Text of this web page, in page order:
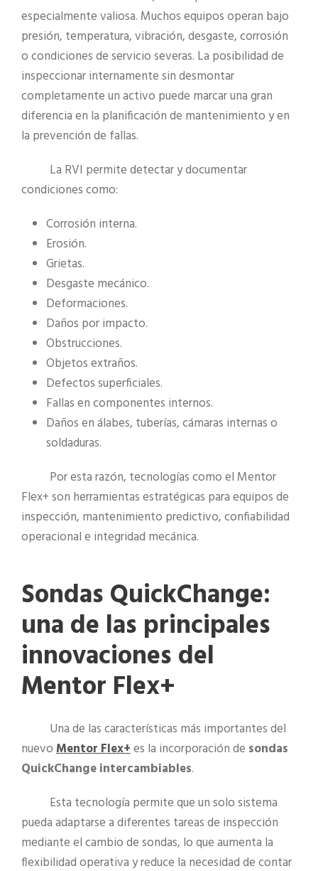
especialmente valiosa. Muchos equipos operan bajo
presión, temperatura, vibración, desgaste, corrosión
o condiciones de servicio severas. La posibilidad de
inspeccionar internamente sin desmontar
completamente un activo puede marcar una gran
diferencia en la planificación de mantenimiento y en
la prevención de fallas.
La RVI permite detectar y documentar
condiciones como:
Corrosión interna.
Erosión.
Grietas.
Desgaste mecánico.
Deformaciones.
Daños por impacto.
Obstrucciones.
Objetos extraños.
Defectos superficiales.
Fallas en componentes internos.
Daños en álabes, tuberías, cámaras internas o
soldaduras.
Por esta razón, tecnologías como el Mentor
Flex+ son herramientas estratégicas para equipos de
inspección, mantenimiento predictivo, confiabilidad
operacional e integridad mecánica.
Sondas QuickChange:
una de las principales
innovaciones del
Mentor Flex+
Una de las características más importantes del
nuevoMentor Flex+es la incorporación de sondas
QuickChange intercambiables.
Esta tecnología permite que un solo sistema
pueda adaptarse a diferentes tareas de inspección
mediante el cambio de sondas, lo que aumenta la
flexibilidad operativa y reduce la necesidad de contar